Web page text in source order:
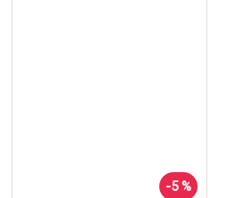
-5 %